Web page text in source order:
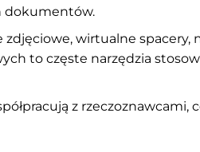
dokumentów.
wirtualne spacery,
to częste narzędzia
z rzeczoznawcami,